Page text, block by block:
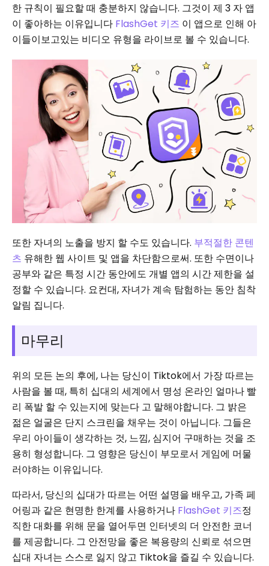
한 규칙이 필요할 때 충분하지 않습니다. 그것이 제 3 자 앱
이 좋아하는 이유입니다 FlashGet 키즈 이 앱으로 인해 아
이들이보고있는 비디오 유형을 라이브로 볼 수 있습니다.
또한 자녀의 노출을 방지 할 수도 있습니다. 부적절한 콘텐
츠 유해한 웹 사이트 및 앱을 차단함으로써. 또한 수면이나
공부와 같은 특정 시간 동안에도 개별 앱의 시간 제한을 설
정할 수 있습니다. 요컨대, 자녀가 계속 탐험하는 동안 침착
알림 집니다.
마무리
위의 모든 논의 후에, 나는 당신이 Tiktok에서 가장 따르는
사람을 볼 때, 특히 십대의 세계에서 명성 온라인 얼마나 빨
리 폭발 할 수 있는지에 맞는다 고 말해야합니다. 그 밝은
젊은 얼굴은 단지 스크린을 채우는 것이 아닙니다. 그들은
우리 아이들이 생각하는 것, 느낌, 심지어 구매하는 것을 조
용히 형성합니다. 그 영향은 당신이 부모로서 게임에 머물
러야하는 이유입니다.
따라서, 당신의 십대가 따르는 어떤 설명을 배우고, 가족 페
어링과 같은 현명한 한계를 사용하거나 FlashGet 키즈정
직한 대화를 위해 문을 열어두면 인터넷의 더 안전한 코너
를 제공합니다. 그 안전망을 좋은 복용량의 신뢰로 섞으면
십대 자녀는 스스로 잃지 않고 Tiktok을 즐길 수 있습니다.